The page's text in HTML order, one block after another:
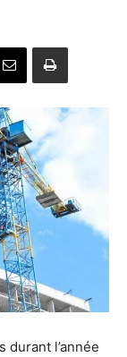
durant l’année